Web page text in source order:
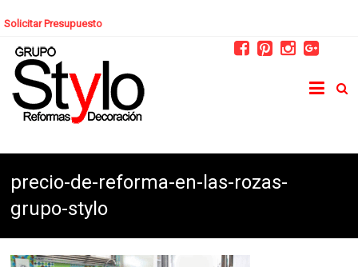
Solicitar Presupuesto
precio-de-reforma-en-las-rozas-
grupo-stylo